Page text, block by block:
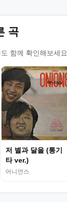
곡
함께 확인해보세요.
저 별과 달을 (통기
타 ver.)
어니언스